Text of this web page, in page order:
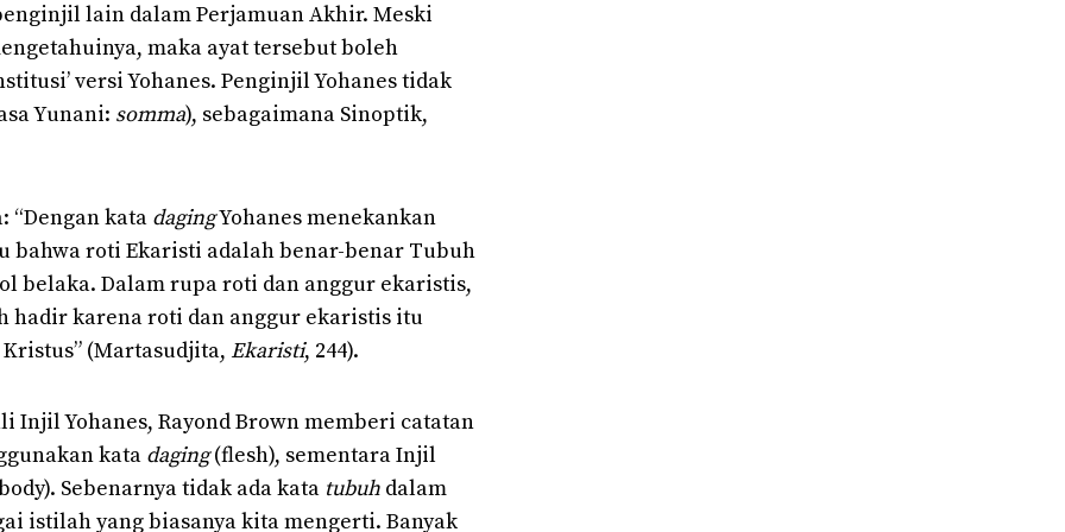
lain dalam Perjamuan Akhir. Meski
maka ayat tersebut boleh
versi Yohanes. Penginjil Yohanes tidak
Yunani: somma), sebagaimana Sinoptik,
“Dengan kata dagingYohanes menekankan
bahwa roti Ekaristi adalah benar-benar Tubuh
belaka. Dalam rupa roti dan anggur ekaristis,
hadir karena roti dan anggur ekaristis itu
(Martasudjita, Ekaristi, 244).
Injil Yohanes, Rayond Brown memberi catatan
kata daging(flesh), sementara Injil
Sebenarnya tidak ada kata tubuh dalam
istilah yang biasanya kita mengerti. Banyak